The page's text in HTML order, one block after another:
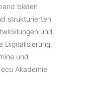
bieten
strukturierten
und
Digitalisierung.
und
Akademie